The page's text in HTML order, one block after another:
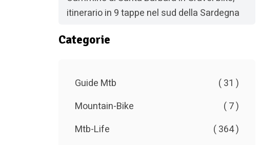
itinerario in 9 tappe nel sud della Sardegna
Categorie
Guide Mtb
( 31 )
Mountain-Bike
( 7 )
Mtb-Life
( 364 )